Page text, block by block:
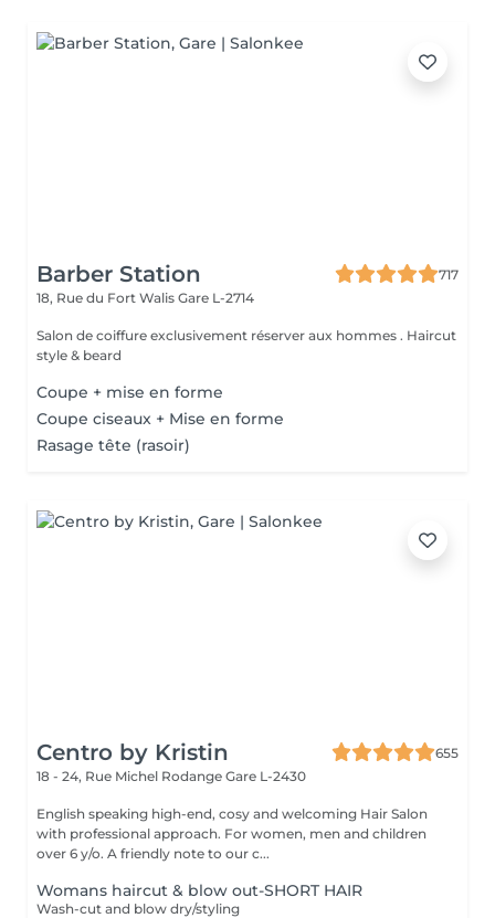
Barber Station
717
18, Rue du Fort Walis Gare L-2714
Salon de coiffure exclusivement réserver aux hommes . Haircut
style & beard
Coupe + mise en forme
Coupe ciseaux + Mise en forme
Rasage tête (rasoir)
Centro by Kristin
655
18 - 24, Rue Michel Rodange Gare L-2430
English speaking high-end, cosy and welcoming Hair Salon
with professional approach. For women, men and children
over 6 y/o. A friendly note to our c...
Womans haircut & blow out-SHORT HAIR
Wash-cut and blow dry/styling